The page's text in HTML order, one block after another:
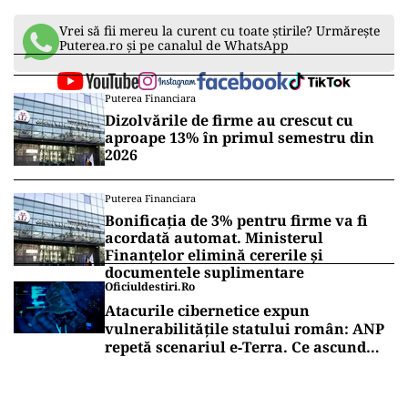
Mihai Dafinescu a fost condamnat la închisoare
pentru uciderea din culpă a unei femei pe care
a lovit-o cu mașina și ulterior a părăsit locul
accidentului. De-a lungul timpului, el a avut mai
multe probleme cu poliția, inclusiv conducerea
sub influența alcoolului și încălcarea regulilor
de circulație. De asemenea, a fost acuzat și de
un caz de viol, însă acest caz a fost ulterior
clasat.
Vrei să fii mereu la curent cu toate știrile? Urmărește
Puterea.ro și pe canalul de WhatsApp